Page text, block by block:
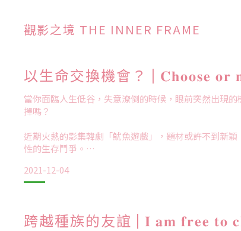
觀影之境 THE INNER FRAME
以生命交換機會？ | 𝐂𝐡𝐨𝐨𝐬𝐞 𝐨𝐫
當你面臨人生低谷，失意潦倒的時候，眼前突然出現
擇嗎？
近期火熱的影集韓劇「魷魚遊戲」，題材或許不到新
性的生存鬥爭。
你是泯滅人性只為存活的生還者，還是屈服於現實的滅
2021-12-04
跨越種族的友誼 | 𝐈 𝐚𝐦 𝐟𝐫𝐞𝐞 𝐭𝐨